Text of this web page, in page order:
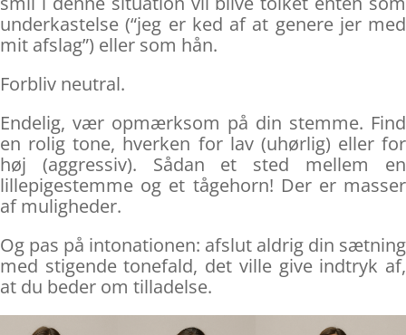
underkastelse (“jeg er ked af at genere jer med
mit afslag”) eller som hån.
Forbliv neutral.
Endelig, vær opmærksom på din stemme. Find
en rolig tone, hverken for lav (uhørlig) eller for
høj (aggressiv). Sådan et sted mellem en
lillepigestemme og et tågehorn! Der er masser
af muligheder.
Og pas på intonationen: afslut aldrig din sætning
med stigende tonefald, det ville give indtryk af,
at du beder om tilladelse.